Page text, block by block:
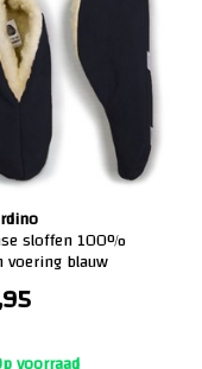
sloffen 100%
voering blauw